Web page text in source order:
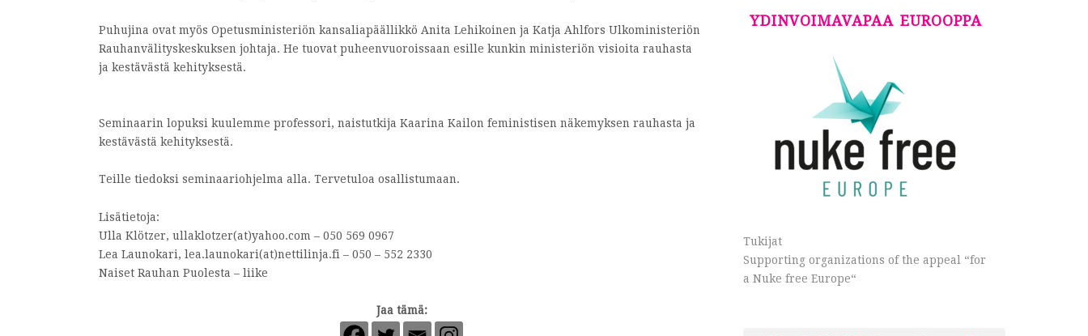
Puhujina ovat myös Opetusministeriön kansaliapäällikkö Anita Lehikoinen ja Katja Ahlfors Ulkoministeriön
Rauhanvälityskeskuksen johtaja. He tuovat puheenvuoroissaan esille kunkin ministeriön visioita rauhasta
ja kestävästä kehityksestä.
Seminaarin lopuksi kuulemme professori, naistutkija Kaarina Kailon feministisen näkemyksen rauhasta ja
kestävästä kehityksestä.
Teille tiedoksi seminaariohjelma alla. Tervetuloa osallistumaan.
Lisätietoja:
Ulla Klötzer, ullaklotzer(at)yahoo.com – 050 569 0967
Lea Launokari, lea.launokari(at)nettilinja.fi – 050 – 552 2330
Naiset Rauhan Puolesta – liike
Jaa tämä:
YDINVOIMAVAPAA EUROOPPA
Tukijat
Supporting organizations of the appeal “for
a Nuke free Europe“